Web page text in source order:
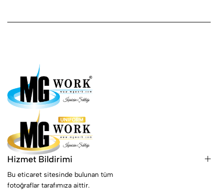
Hizmet Bildirimi
Bu eticaret sitesinde bulunan tüm
fotoğraflar tarafımıza aittir.